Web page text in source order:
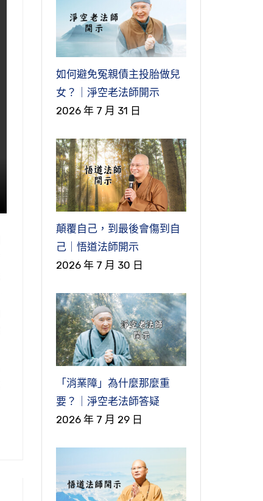
如何避免冤親債主投胎做兒
女？｜淨空老法師開示
2026 年 7 月 31 日
顛覆自己，到最後會傷到自
己｜悟道法師開示
2026 年 7 月 30 日
「消業障」為什麼那麼重
要？｜淨空老法師答疑
2026 年 7 月 29 日